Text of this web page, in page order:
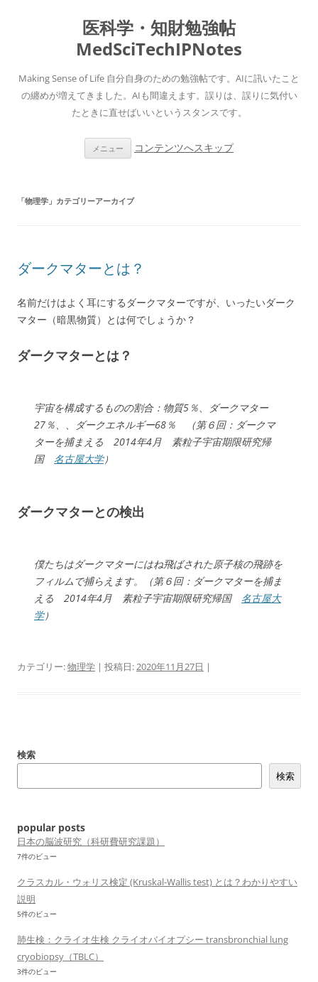
医科学・知財勉強帖
MedSciTechIPNotes
Making Sense of Life 自分自身のための勉強帖です。AIに訊いたこと
の纏めが増えてきました。AIも間違えます。誤りは、誤りに気付い
たときに直せばいいというスタンスです。
メニュー コンテンツへスキップ
「物理学 」カテゴリーアーカイブ
ダークマターとは？
名前だけはよく耳にするダークマターですが、いったいダーク
マター（暗黒物質）とは何でしょうか？
ダークマターとは？
宇宙を構成するものの割合：物質5％、ダークマター
27％、、ダークエネルギー68％ （第６回：ダークマ
ターを捕まえる 2014年4月 素粒子宇宙期限研究帰
国 名古屋大学）
ダークマターとの検出
僕たちはダークマターにはね飛ばされた原子核の飛跡を
フィルムで捕らえます。（第６回：ダークマターを捕ま
える 2014年4月 素粒子宇宙期限研究帰国 名古屋大
学）
カテゴリー:物理学 | 投稿日:2020年11月27日 |
検索
検索
popular posts
日本の脳波研究（科研費研究課題）
7件のビュー
クラスカル・ウォリス検定 (Kruskal-Wallis test) とは？わかりやすい
説明
5件のビュー
肺生検：クライオ生検 クライオバイオプシー transbronchial lung
cryobiopsy（TBLC）
3件のビュー